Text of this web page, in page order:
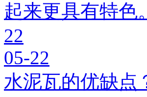
起来更具有特色
22
05-22
水泥瓦的优缺点